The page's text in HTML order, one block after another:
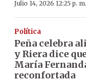
Julio 14, 2026 12:25 p. m.
Política
Peña celebra
y Riera dice
María
reconfortada